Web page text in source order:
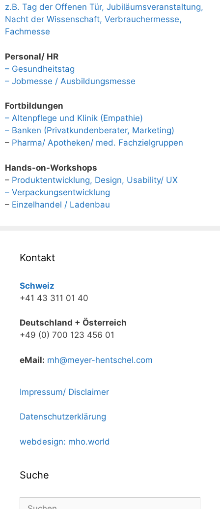
z.B. Tag der Offenen Tür, Jubiläumsveranstaltung,
Nacht der Wissenschaft, Verbrauchermesse,
Fachmesse
Personal/ HR
– Gesundheitstag
– Jobmesse / Ausbildungsmesse
Fortbildungen
– Altenpflege und Klinik (Empathie)
– Banken (Privatkundenberater, Marketing)
– Pharma/ Apotheken/ med. Fachzielgruppen
Hands-on-Workshops
– Produktentwicklung, Design, Usability/ UX
– Verpackungsentwicklung
– Einzelhandel / Ladenbau
Kontakt
Schweiz
+41 43 311 01 40
Deutschland + Österreich
+49 (0) 700 123 456 01
eMail: mh@meyer-hentschel.com
Impressum/ Disclaimer
Datenschutzerklärung
webdesign: mho.world
Suche